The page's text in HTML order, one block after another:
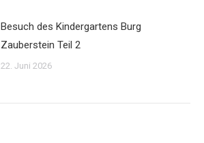
Besuch des Kindergartens Burg
Zauberstein Teil 2
22. Juni 2026